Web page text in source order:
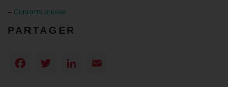
– Contacts presse
PARTAGER
Facebook
TwitterLinkedIn